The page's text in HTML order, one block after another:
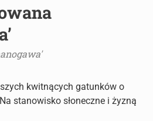
kwitnących gatunków o
stanowisko słoneczne i żyzną